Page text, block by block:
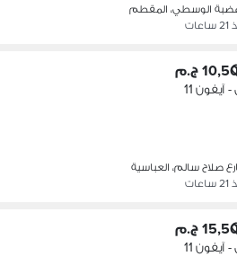
الوسطي، المقطم
ج.م
- آيفون 11
صلاح سالم، العباسية
ج.م
- آيفون 11